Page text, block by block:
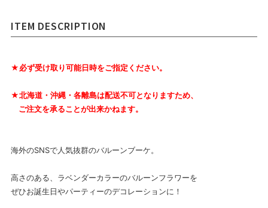
ITEM DESCRIPTION
★必ず受け取り可能日時をご指定ください。
★北海道・沖縄・各離島は配送不可となりますため、
ご注文を承ることが出来かねます。
海外のSNSで人気抜群のバルーンブーケ。
高さのある、ラベンダーカラーのバルーンフラワーを
ぜひお誕生日やパーティーのデコレーションに！